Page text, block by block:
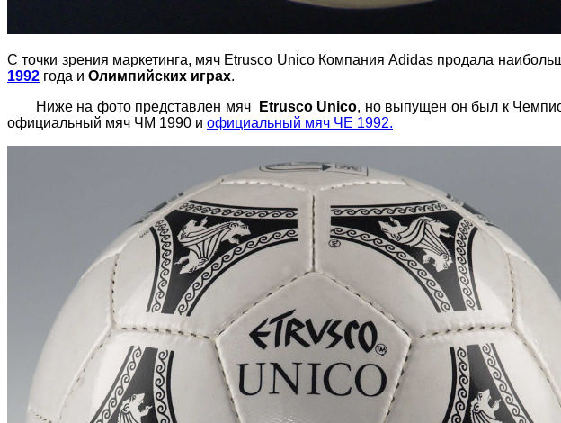
С точки зрения маркетинга, мяч Etrusco Unico Компания Adidas продала
1992 года и Олимпийских играх.
Ниже на фото представлен мяч
Etrusco Unico, но выпущен он был к
официальный мяч ЧМ 1990 и официальный мяч ЧЕ 1992.